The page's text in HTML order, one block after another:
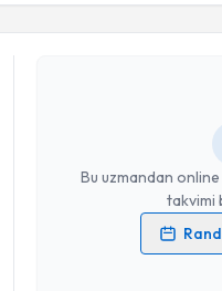
Takvim
Bu uzmandan
takvimi
Op. Dr. Abdulmammad
Kişisel verilerimin